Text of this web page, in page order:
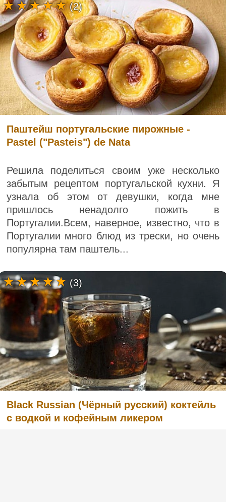
Паштейш португальские пирожные -
Pastel ("Pasteis") de Nata
Решила поделиться своим уже несколько
забытым рецептом португальской кухни. Я
узнала об этом от девушки, когда мне
пришлось ненадолго пожить в
Португалии.Всем, наверное, известно, что в
Португалии много блюд из трески, но очень
популярна там паштель...
(2)
Black Russian (Чёрный русский) коктейль
с водкой и кофейным ликером
(3)